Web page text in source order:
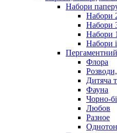
Набори
Набори
Набори
Набори
Набори
Флора
Дитяча
Фауна
Чорно-
Любов
Разное